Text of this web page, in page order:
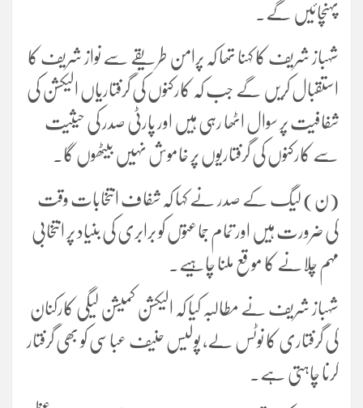
پہنچائیں گے۔
شہباز شریف کا کہنا تھا کہ پرامن طریقے سے نواز شریف کا
استقبال کریں گے جب کہ کارکنوں کی گرفتاریاں الیکشن کی
شفافیت پر سوال اٹھا رہی ہیں اور پارٹی صدر کی حیثیت
سے کارکنوں کی گرفتاریوں پر خاموش نہیں بیٹھوں گا۔
(ن) لیگ کے صدر نے کہا کہ شفاف انتخابات وقت
کی ضرورت ہیں اور تمام جماعتوں کو برابری کی بنیاد پر انتخابی
مہم چلانے کا موقع ملنا چاہیے۔
شہباز شریف نے مطالبہ کیا کہ الیکشن کمیشن لیگی کارکنان
کی گرفتاری کا نوٹس لے، پولیس حنیف عباسی کو بھی گرفتار
کرنا چاہتی ہے۔